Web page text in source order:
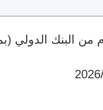
الدولي (بملايين